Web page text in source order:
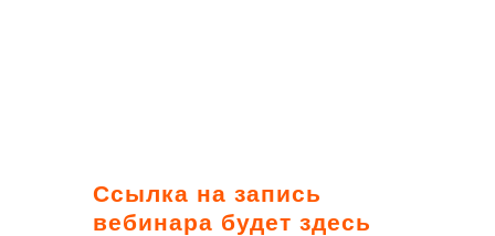
Ссылка на запись
вебинара будет здесь